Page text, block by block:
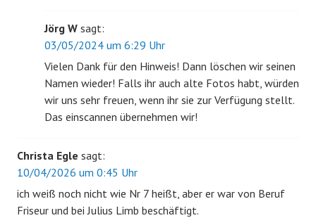
Jörg W sagt:
03/05/2024 um 6:29 Uhr
Vielen Dank für den Hinweis! Dann löschen wir seinen
Namen wieder! Falls ihr auch alte Fotos habt, würden
wir uns sehr freuen, wenn ihr sie zur Verfügung stellt.
Das einscannen übernehmen wir!
Christa Egle sagt:
10/04/2026 um 0:45 Uhr
ich weiß noch nicht wie Nr 7 heißt, aber er war von Beruf
Friseur und bei Julius Limb beschäftigt.